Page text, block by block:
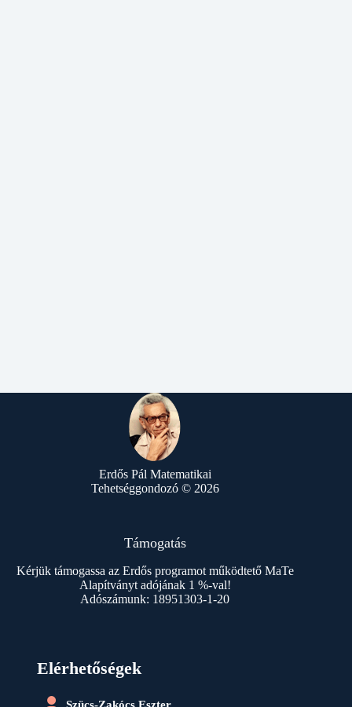
Erdős Pál Matematikai
Tehetséggondozó © 2026
Támogatás
Kérjük támogassa az Erdős programot működtető MaTe
Alapítványt adójának 1 %-val!
Adószámunk: 18951303-1-20
Elérhetőségek